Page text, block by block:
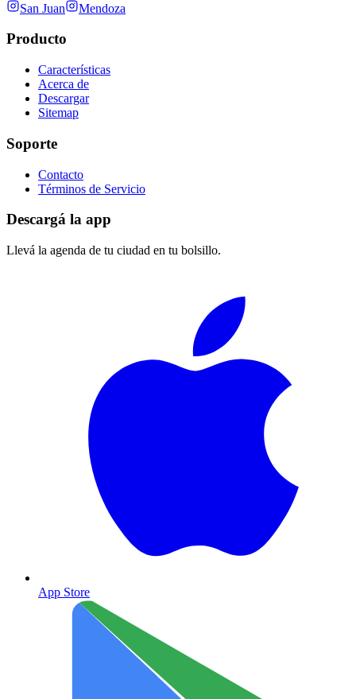
San Juan Mendoza
Producto
Características
Acerca de
Descargar
Sitemap
Soporte
Contacto
Términos de Servicio
Descargá la app
Llevá la agenda de tu ciudad en tu bolsillo.
App Store